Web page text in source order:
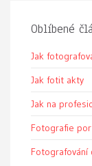
Oblíbené
Jak
Jak fotit akty
Jak na
Fotografie
Fotografování